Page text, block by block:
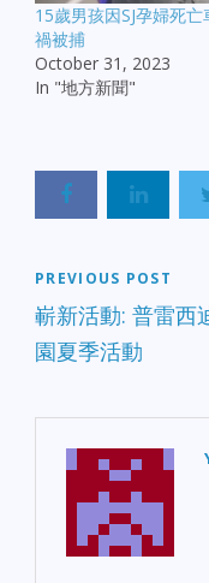
15歲男孩因SJ孕婦死亡
禍被捕
October 31, 2023
In "地方新聞"
PREVIOUS POST
嶄新活動: 普雷西
園夏季活動